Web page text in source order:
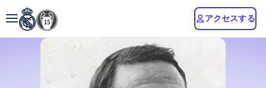
アクセスする